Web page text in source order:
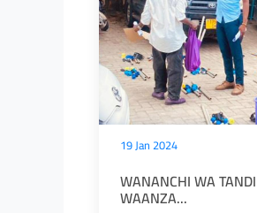
19 Jan 2024
WANANCHI WA
WAANZA...